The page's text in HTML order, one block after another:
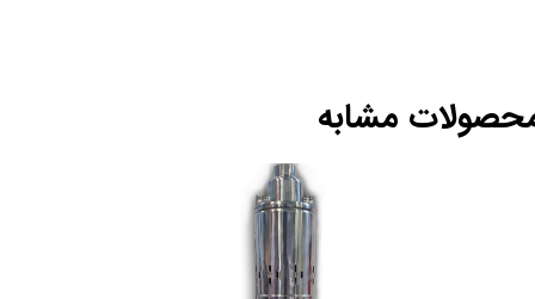
مشابه